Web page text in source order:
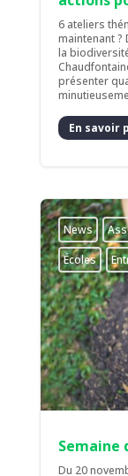
6 ateliers
maintenant ?
la
présenter
En savoir
News
Écoles
Semaine
Du 20